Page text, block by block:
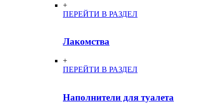
+
ПЕРЕЙТИ В РАЗДЕЛ
Лакомства
+
ПЕРЕЙТИ В РАЗДЕЛ
Наполнители для туалета